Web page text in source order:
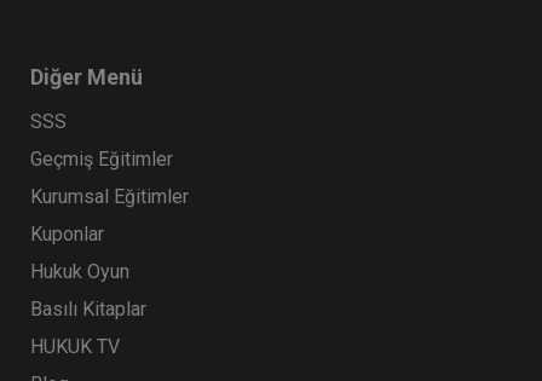
Diğer Menü
SSS
Geçmiş Eğitimler
Kurumsal Eğitimler
Kuponlar
Hukuk Oyun
Basılı Kitaplar
HUKUK TV